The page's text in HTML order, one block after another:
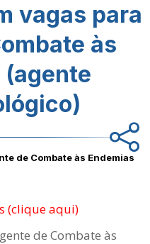
vagas para
às
(agente
de Combate às Endemias
(clique aqui)
de Combate às